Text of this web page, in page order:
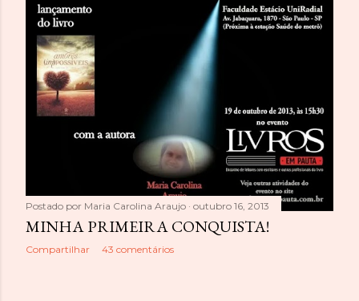
Postado por Maria Carolina Araujo outubro 16, 2013
MINHA PRIMEIRA CONQUISTA!
Compartilhar 43 comentários